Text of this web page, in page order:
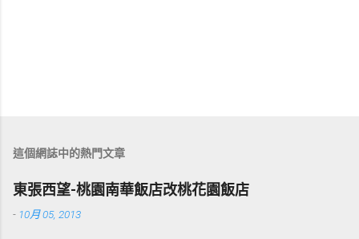
這個網誌中的熱門文章
東張西望-桃園南華飯店改桃花園飯店
- 10月 05, 2013